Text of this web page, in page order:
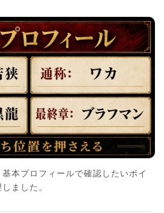
本プロフィールで確認したいポイ
ました。